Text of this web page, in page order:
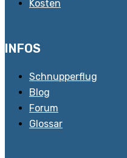
Kosten
INFOS
Schnupperflug
Blog
Forum
Glossar